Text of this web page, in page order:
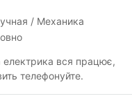
/ Механика
електрика вся працює,
телефонуйте.